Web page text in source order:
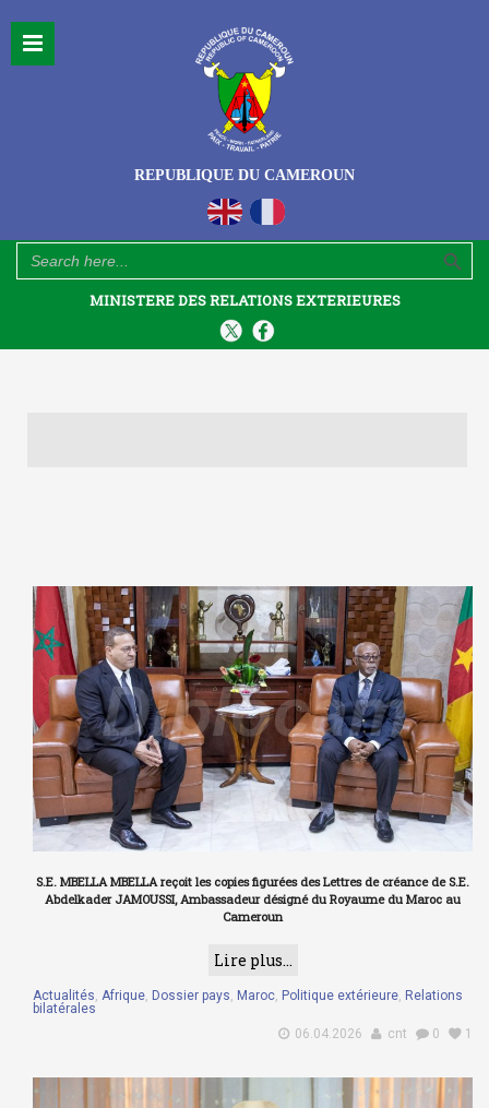
REPUBLIQUE DU CAMEROUN
Search
for:
Search Button
MINISTERE DES RELATIONS EXTERIEURES
S.E. MBELLA MBELLA reçoit les copies figurées des Lettres de créance de S.E.
Abdelkader JAMOUSSI, Ambassadeur désigné du Royaume du Maroc au
Cameroun
Lire plus...
Actualités, Afrique, Dossier pays, Maroc, Politique extérieure, Relations
bilatérales
06.04.2026
cnt 0 1